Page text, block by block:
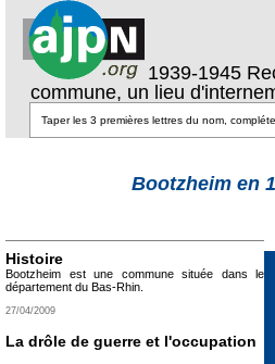
1939-1945
commune, un lieu
Bootzheim en
Histoire
Bootzheim est une commune située dans le
département du Bas-Rhin.
27/04/2009
La drôle de guerre et l'occupation